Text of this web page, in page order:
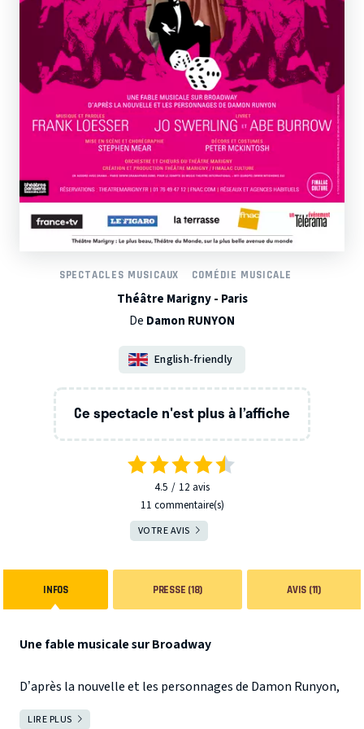
SPECTACLES MUSICAUX COMÉDIE MUSICALE
Théâtre Marigny - Paris
De Damon RUNYON
English-friendly
Ce spectacle n'est plus à l’affiche
4.5 12 avis
11 commentaire(s)
VOTRE AVIS
INFOS PRESSE (18) AVIS (11)
Une fable musicale sur Broadway
D’après la nouvelle et les personnages de Damon Runyon,
The Idyll of Miss Sarah Brown
LIRE PLUS